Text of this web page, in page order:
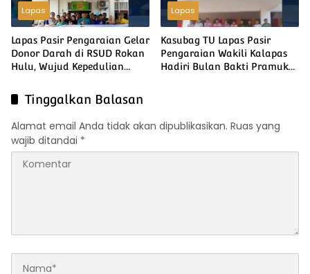
Lapas
Lapas Pasir Pengaraian Gelar
Donor Darah di RSUD Rokan
Hulu, Wujud Kepedulian
Kemerdekaan RI
Lapas
Kasubag TU Lapas Pasir
Pengaraian Wakili Kalapas
Hadiri Bulan Bakti Pramuka
Tinggalkan Balasan
Alamat email Anda tidak akan dipublikasikan. Ruas yang
wajib ditandai *